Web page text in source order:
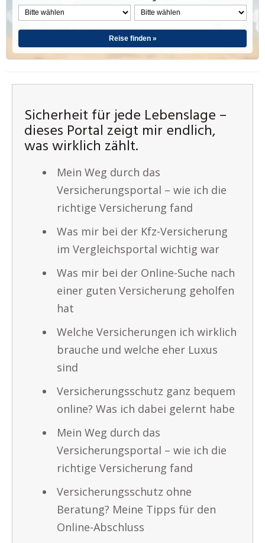
Reise finden »
Sicherheit für jede Lebenslage –
dieses Portal zeigt mir endlich,
was wirklich zählt.
Mein Weg durch das
Versicherungsportal – wie ich die
richtige Versicherung fand
Was mir bei der Kfz-Versicherung
im Vergleichsportal wichtig war
Was mir bei der Online-Suche nach
einer guten Versicherung geholfen
hat
Welche Versicherungen ich wirklich
brauche und welche eher Luxus
sind
Versicherungsschutz ganz bequem
online? Was ich dabei gelernt habe
Mein Weg durch das
Versicherungsportal – wie ich die
richtige Versicherung fand
Versicherungsschutz ohne
Beratung? Meine Tipps für den
Online-Abschluss